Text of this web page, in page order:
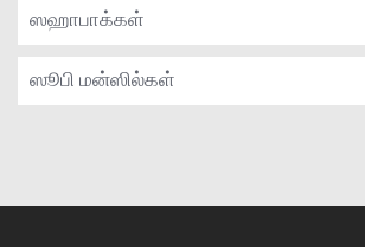
ஸஹாபாக்கள்
ஸூபி மன்ஸில்கள்